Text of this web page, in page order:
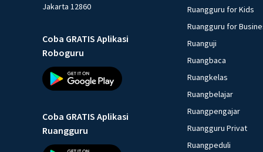
Jakarta 12860
Coba GRATIS Aplikasi
Roboguru
Coba GRATIS Aplikasi
Ruangguru
Ruangguru for Kids
Ruangguru for
Ruanguji
Ruangbaca
Ruangkelas
Ruangbelajar
Ruangpengajar
Ruangguru Privat
Ruangpeduli